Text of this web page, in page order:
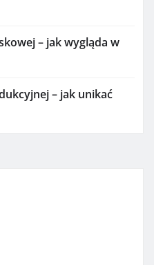
– jak wygląda w
– jak unikać